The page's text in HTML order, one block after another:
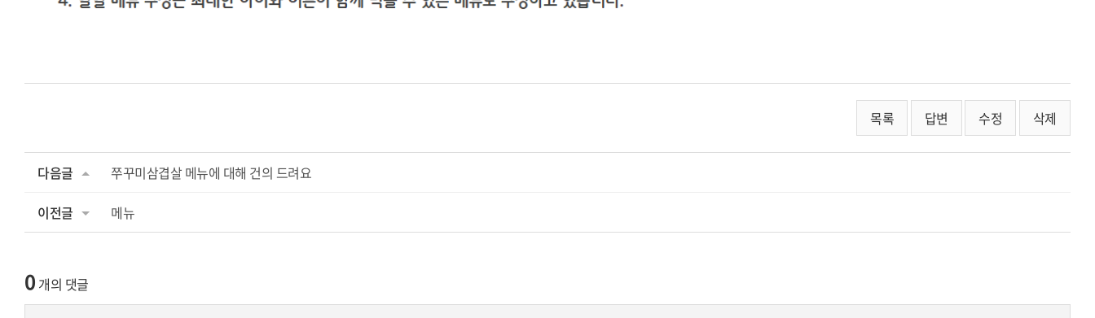
목록 답변 수정 삭제
다음글 쭈꾸미삼겹살 메뉴에 대해 건의 드려요
이전글 메뉴
0 개의 댓글